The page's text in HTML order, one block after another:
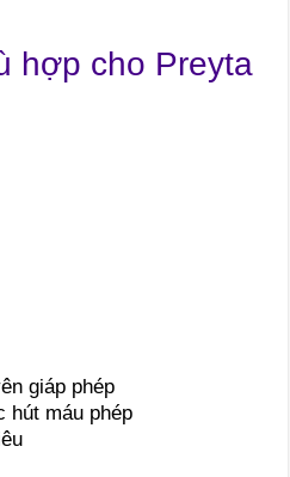
hợp cho Preyta
giáp phép
hút máu phép